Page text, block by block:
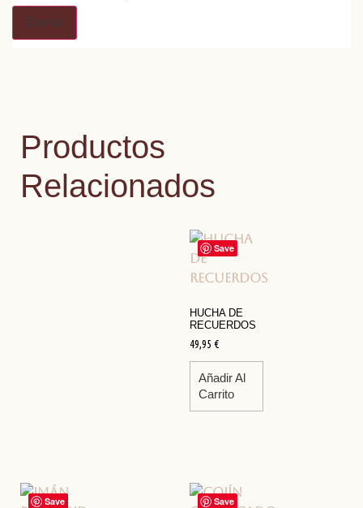
Productos
Relacionados
Save
HUCHA DE
RECUERDOS
49,95 €
Añadir Al
Carrito
Save Save